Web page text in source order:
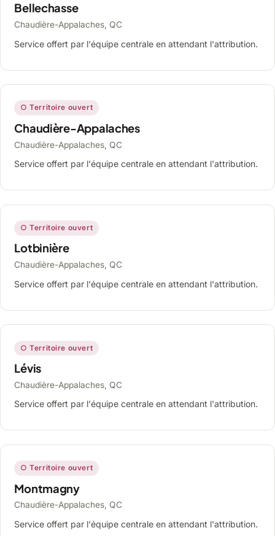
Bellechasse
Chaudière-Appalaches, QC
Service offert par l'équipe centrale en attendant l'attribution.
○ Territoire ouvert
Chaudière-Appalaches
Chaudière-Appalaches, QC
Service offert par l'équipe centrale en attendant l'attribution.
○ Territoire ouvert
Lotbinière
Chaudière-Appalaches, QC
Service offert par l'équipe centrale en attendant l'attribution.
○ Territoire ouvert
Lévis
Chaudière-Appalaches, QC
Service offert par l'équipe centrale en attendant l'attribution.
○ Territoire ouvert
Montmagny
Chaudière-Appalaches, QC
Service offert par l'équipe centrale en attendant l'attribution.